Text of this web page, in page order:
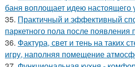
баня воплощает идею настоящего
35. Практичный и эффективный
паркетного пола после появления
36. Фактура, свет и тень на таких
игру, наполняя помещение